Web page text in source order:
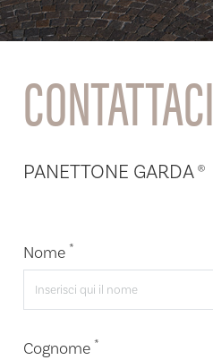
CONTATTACI
PANETTONE GARDA ®
Nome *
Cognome *